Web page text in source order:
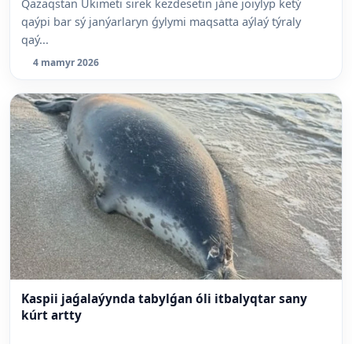
Qazaqstan Úkimeti sirek kezdesetin jáne joiylyp ketý
qaýpi bar sý janýarlaryn ǵylymi maqsatta aýlaý týraly
qaý...
4 mamyr 2026
Kaspii jaǵalaýynda tabylǵan óli itbalyqtar sany
kúrt artty